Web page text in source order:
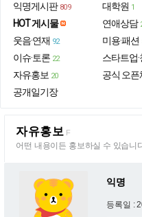
익명게시판 809
HOT 게시물
웃음·연재 92
이슈·토론 22
자유홍보 20
공개일기장
대학원 1
연애상담
미용·패션
스타트업·
공식 오픈
자유홍보 F
어떤 내용이든 홍보하실 수 있습니
익명
등록일 :